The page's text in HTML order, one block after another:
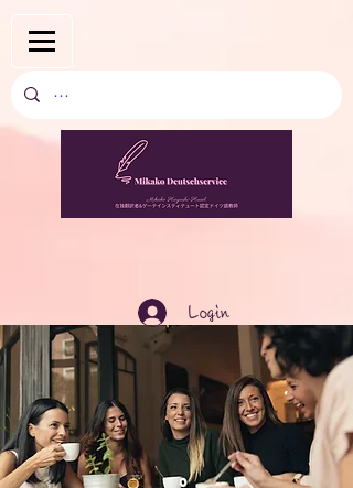
Login